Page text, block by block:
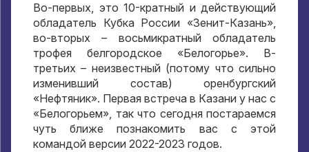
Во-первых, это 10-кратный и действующий
обладатель Кубка России «Зенит-Казань»,
во-вторых – восьмикратный обладатель
трофея белгородское «Белогорье». В-
третьих – неизвестный (потому что сильно
изменивший состав) оренбургский
«Нефтяник». Первая встреча в Казани у нас с
«Белогорьем», так что сегодня постараемся
чуть ближе познакомить вас с этой
командой версии 2022-2023 годов.